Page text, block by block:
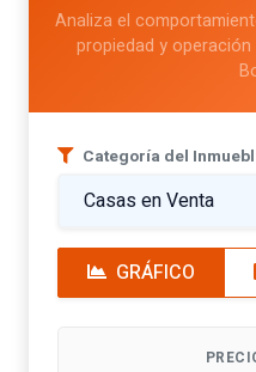
Analiza el
propiedad y operación
Categoría del
GRÁFICO